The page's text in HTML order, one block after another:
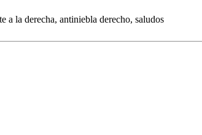
a la derecha, antiniebla derecho, saludos